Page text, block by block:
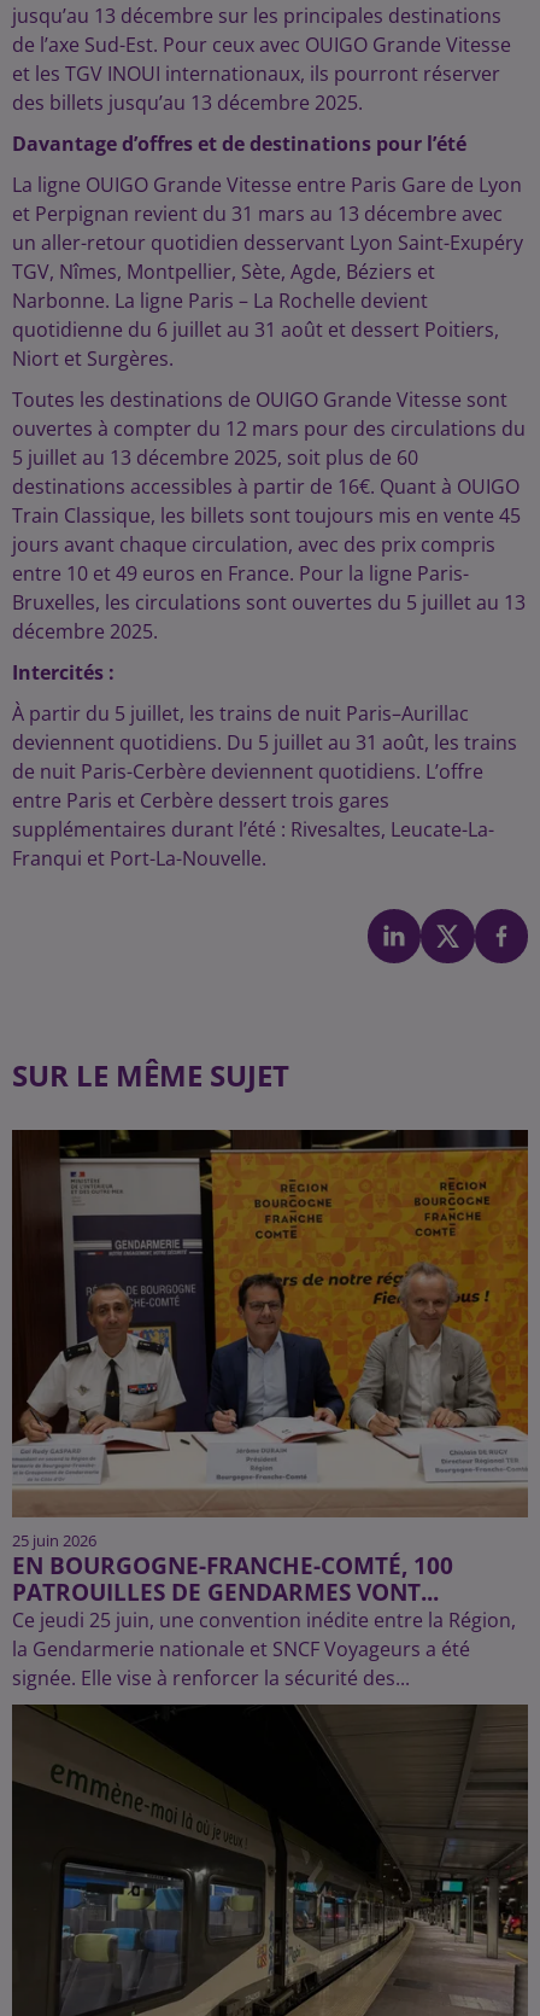
jusqu’au 13 décembre sur les principales destinations
de l’axe Sud-Est. Pour ceux avec OUIGO Grande Vitesse
et les TGV INOUI internationaux, ils pourront réserver
des billets jusqu’au 13 décembre 2025.
Davantage d’offres et de destinations pour l’été
La ligne OUIGO Grande Vitesse entre Paris Gare de Lyon
et Perpignan revient du 31 mars au 13 décembre avec
un aller-retour quotidien desservant Lyon Saint-Exupéry
TGV, Nîmes, Montpellier, Sète, Agde, Béziers et
Narbonne. La ligne Paris – La Rochelle devient
quotidienne du 6 juillet au 31 août et dessert Poitiers,
Niort et Surgères.
Toutes les destinations de OUIGO Grande Vitesse sont
ouvertes à compter du 12 mars pour des circulations du
5 juillet au 13 décembre 2025, soit plus de 60
destinations accessibles à partir de 16€. Quant à OUIGO
Train Classique, les billets sont toujours mis en vente 45
jours avant chaque circulation, avec des prix compris
entre 10 et 49 euros en France. Pour la ligne Paris-
Bruxelles, les circulations sont ouvertes du 5 juillet au 13
décembre 2025.
Intercités :
À partir du 5 juillet, les trains de nuit Paris–Aurillac
deviennent quotidiens. Du 5 juillet au 31 août, les trains
de nuit Paris-Cerbère deviennent quotidiens. L’offre
entre Paris et Cerbère dessert trois gares
supplémentaires durant l’été : Rivesaltes, Leucate-La-
Franqui et Port-La-Nouvelle.
SUR LE MÊME SUJET
25 juin 2026
EN BOURGOGNE-FRANCHE-COMTÉ, 100
PATROUILLES DE GENDARMES VONT...
Ce jeudi 25 juin, une convention inédite entre la Région,
la Gendarmerie nationale et SNCF Voyageurs a été
signée. Elle vise à renforcer la sécurité des...